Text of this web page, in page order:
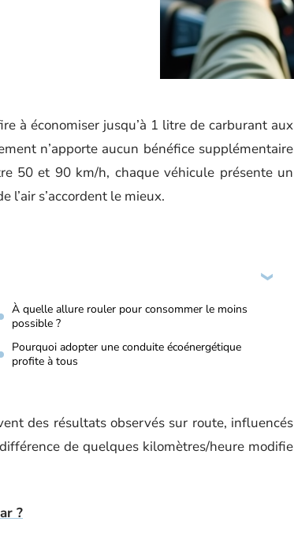
à économiser jusqu’à 1 litre de carburant aux
n’apporte aucun bénéfice supplémentaire
50 et 90 km/h, chaque véhicule présente un
l’air s’accordent le mieux.
À quelle allure rouler pour consommer le moins
possible ?
Pourquoi adopter une conduite écoénergétique
profite à tous
des résultats observés sur route, influencés
de quelques kilomètres/heure modifie
?